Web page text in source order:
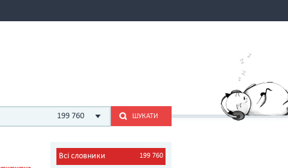
199 760 ШУКАТИ
Всі словники 199 760